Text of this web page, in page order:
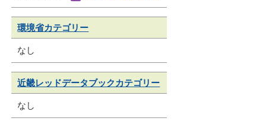
環境省カテゴリー
なし
近畿レッドデータブックカテゴリー
なし